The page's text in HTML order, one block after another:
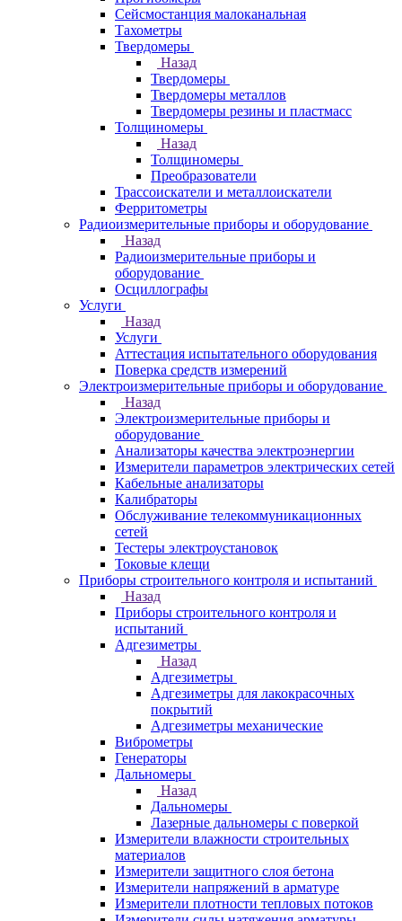
Сейсмостанция малоканальная
Тахометры
Твердомеры
Назад
Твердомеры
Твердомеры металлов
Твердомеры резины и пластмасс
Толщиномеры
Назад
Толщиномеры
Преобразователи
Трассоискатели и металлоискатели
Ферритометры
Радиоизмерительные приборы и оборудование
Назад
Радиоизмерительные приборы и
оборудование
Осциллографы
Услуги
Назад
Услуги
Аттестация испытательного оборудования
Поверка средств измерений
Электроизмерительные приборы и оборудование
Назад
Электроизмерительные приборы и
оборудование
Анализаторы качества электроэнергии
Измерители параметров электрических сетей
Кабельные анализаторы
Калибраторы
Обслуживание телекоммуникационных
сетей
Тестеры электроустановок
Токовые клещи
Приборы строительного контроля и испытаний
Назад
Приборы строительного контроля и
испытаний
Адгезиметры
Назад
Адгезиметры
Адгезиметры для лакокрасочных
покрытий
Адгезиметры механические
Виброметры
Генераторы
Дальномеры
Назад
Дальномеры
Лазерные дальномеры с поверкой
Измерители влажности строительных
материалов
Измерители защитного слоя бетона
Измерители напряжений в арматуре
Измерители плотности тепловых потоков